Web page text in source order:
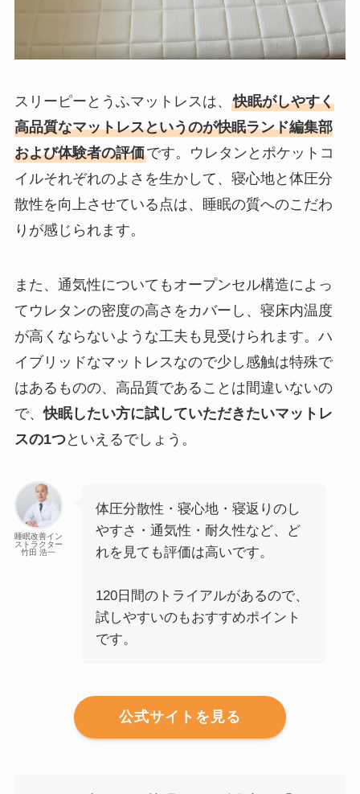
スリーピーとうふマットレスは、 快眠がしやすく
高品質なマットレスというのが快眠ランド編集部
および体験者の評価です。ウレタンとポケットコ
イルそれぞれのよさを生かして、寝心地と体圧分
散性を向上させている点は、睡眠の質へのこだわ
りが感じられます。
また、通気性についてもオープンセル構造によっ
てウレタンの密度の高さをカバーし、寝床内温度
が高くならないような工夫も見受けられます。ハ
イブリッドなマットレスなので少し感触は特殊で
はあるものの、高品質であることは間違いないの
で、快眠したい方に試していただきたいマットレ
スの1つといえるでしょう。
睡眠改善イン
ストラクター
竹田 浩一
体圧分散性・寝心地・寝返りのし
やすさ・通気性・耐久性など、ど
れを見ても評価は高いです。
120日間のトライアルがあるので、
試しやすいのもおすすめポイント
です。
公式サイトを見る